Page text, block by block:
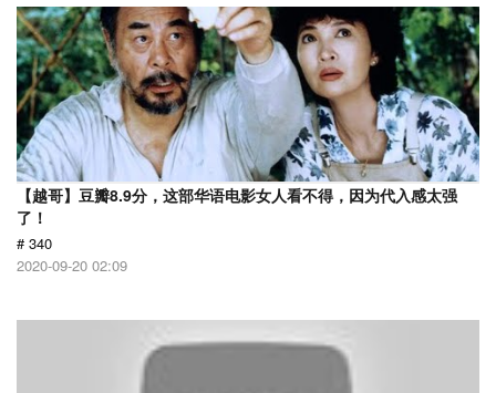
【越哥】豆瓣8.9分，这部华语电影女人看不得，因为代入感太强
了！
# 340
2020-09-20 02:09